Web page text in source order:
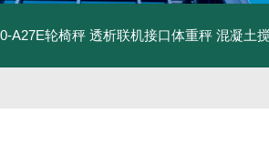
A27E轮椅秤 透析联机接口体重秤 混凝土